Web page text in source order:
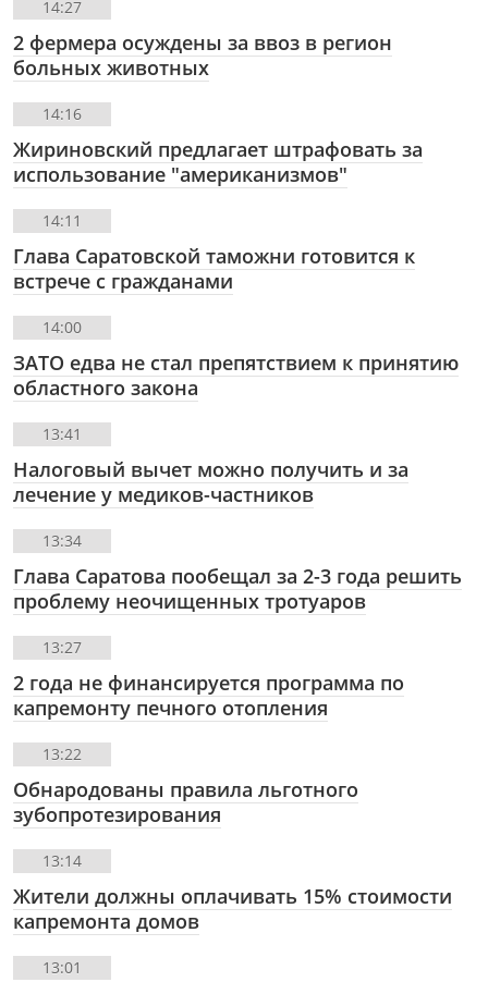
14:27
2 фермера осуждены за ввоз в регион
больных животных
14:16
Жириновский предлагает штрафовать за
использование "американизмов"
14:11
Глава Саратовской таможни готовится к
встрече с гражданами
14:00
ЗАТО едва не стал препятствием к принятию
областного закона
13:41
Налоговый вычет можно получить и за
лечение у медиков-частников
13:34
Глава Саратова пообещал за 2-3 года решить
проблему неочищенных тротуаров
13:27
2 года не финансируется программа по
капремонту печного отопления
13:22
Обнародованы правила льготного
зубопротезирования
13:14
Жители должны оплачивать 15% стоимости
капремонта домов
13:01